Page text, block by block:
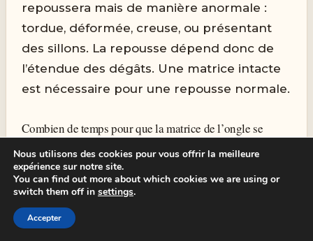
repoussera mais de manière anormale :
tordue, déformée, creuse, ou présentant
des sillons. La repousse dépend donc de
l’étendue des dégâts. Une matrice intacte
est nécessaire pour une repousse normale.
Combien de temps pour que la matrice de l’ongle se
régénère ?
La matrice de l’onglene se régénère pas
naturellement
ne se recréent pas d’elles-mêmes.
Nous utilisons des cookies pour vous offrir la meilleure
expérience sur notre site.
You can find out more about which cookies we are using or
switch them off in settings.
Accepter